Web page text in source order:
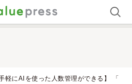
軽にAIを使った人数管理ができる】 「